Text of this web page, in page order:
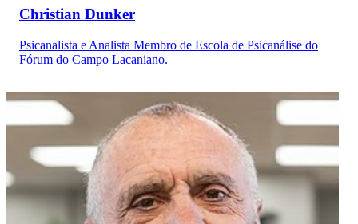
Christian Dunker
Psicanalista e Analista Membro de Escola de Psicanálise do
Fórum do Campo Lacaniano.